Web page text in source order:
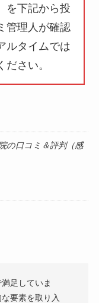
を下記から投
管理人が確認
ルタイムでは
ださい。
の口コミ＆評判（感
足していま
要素を取り入